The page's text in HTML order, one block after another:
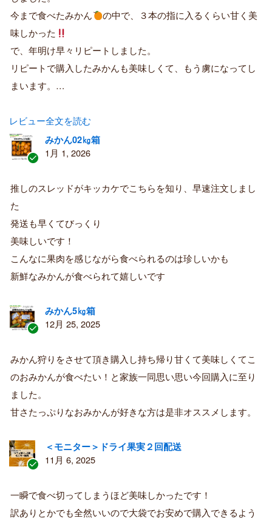
購
者
今まで食べたみかん
の中で、３本の指に入るくらい甘く美
味しかった
で、年明け早々リピートしました。
リピートで購入したみかんも美味しくて、もう虜になってし
まいます。…
レビュー全文を読む
証
済
購
者
みかん02㎏箱
1月 1, 2026
推しのスレッドがキッカケでこちらを知り、早速注文しまし
た
発送も早くてびっくり
美味しいです！
こんなに果肉を感じながら食べられるのは珍しいかも
新鮮なみかんが食べられて嬉しいです
証
済
み
購
者
みかん5㎏箱
12月 25, 2025
みかん狩りをさせて頂き購入し持ち帰り甘くて美味しくてこ
のおみかんが食べたい！と家族一同思い思い今回購入に至り
ました。
甘さたっぷりなおみかんが好きな方は是非オススメします。
証
済
＜モニター＞ドライ果実２回配送
11月 6, 2025
一瞬で食べ切ってしまうほど美味しかったです！
訳ありとかでも全然いいので大袋でお安めで購入できるよう